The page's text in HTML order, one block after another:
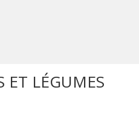
ET LÉGUMES